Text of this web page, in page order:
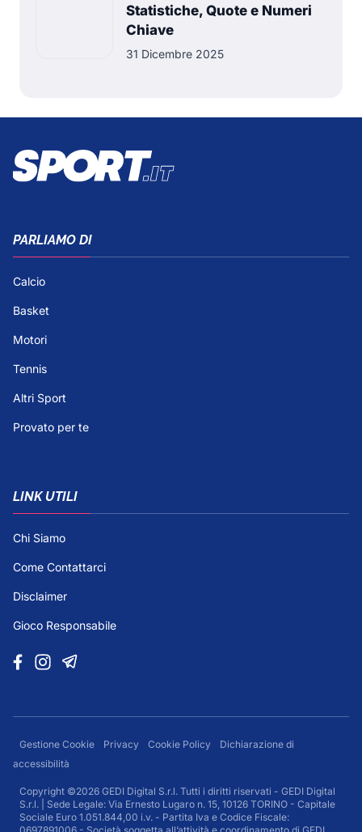
Statistiche, Quote e Numeri
Chiave
31 Dicembre 2025
PARLIAMO DI
Calcio
Basket
Motori
Tennis
Altri Sport
Provato per te
LINK UTILI
Chi Siamo
Come Contattarci
Disclaimer
Gioco Responsabile
Gestione Cookie Privacy Cookie Policy
Dichiarazione di
accessibilità
Copyright ©2026 GEDI Digital S.r.l. Tutti i diritti riservati - GEDI Digital
S.r.l. | Sede Legale: Via Ernesto Lugaro n. 15, 10126 TORINO - Capitale
Sociale Euro 1.051.844,00 i.v. - Partita Iva e Codice Fiscale: